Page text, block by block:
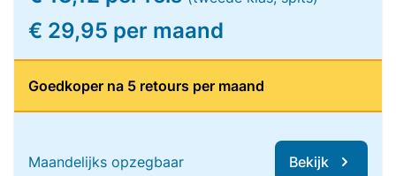
€ 29,95 per maand
Goedkoper na 5 retours per maand
Maandelijks opzegbaar Bekijk